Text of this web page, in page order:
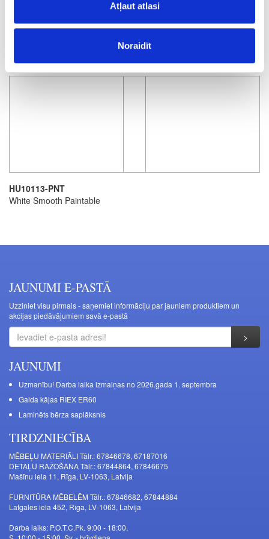
Atļaut atlasi
Noraidīt
DEKORI DEKORU PĀRSKATS
HU10113-PNT
White Smooth Paintable
JAUNUMI E-PASTĀ
Uzziniet visu pirmais - saņemiet informāciju par jauniem produktiem un
akcijas piedāvājumiem savā e-pastā
JAUNUMI
Uzmanību! Darba laika izmaiņas no 2026.gada 1. septembra
Galda kājas RIEX ER60
Laminēts bērza saplāksnis
TIRDZNIECĪBA
MĒBEĻU MATERIĀLI Tālr.: 67846678, 67187016
DETAĻU RAŽOŠANA Tālr.: 67844864, 67846675
Mašīnu iela 11, Rīga, LV-1063, Latvija
FURNITŪRA MĒBELĒM Tālr.: 67846682, 67844884
Latgales iela 452, Rīga, LV-1063, Latvija
Darba laiks: P.O.T.C.Pk. 9:00 - 18:00,